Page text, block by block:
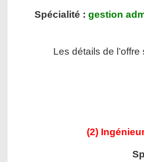
Spécialité : gestion
Les détails de
(2)